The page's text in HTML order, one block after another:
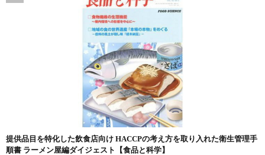
提供品目を特化した飲食店向け HACCPの考え方を取り入れた衛生管理手
順書 ラーメン屋編ダイジェスト【食品と科学】